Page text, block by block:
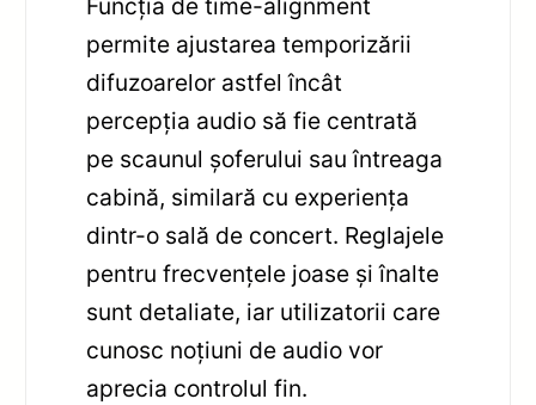
Funcția de time-alignment
permite ajustarea temporizării
difuzoarelor astfel încât
percepția audio să fie centrată
pe scaunul șoferului sau întreaga
cabină, similară cu experiența
dintr-o sală de concert. Reglajele
pentru frecvențele joase și înalte
sunt detaliate, iar utilizatorii care
cunosc noțiuni de audio vor
aprecia controlul fin.